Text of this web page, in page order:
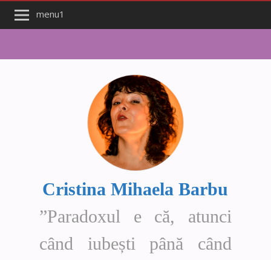
menu1
Cristina Mihaela Barbu
”Paradoxul e că, atunci
când iubești până când